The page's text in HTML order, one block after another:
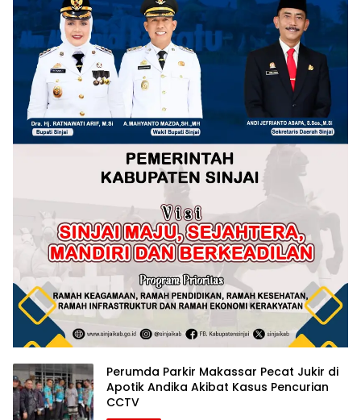
Perumda Parkir Makassar Pecat Jukir di
Apotik Andika Akibat Kasus Pencurian
CCTV